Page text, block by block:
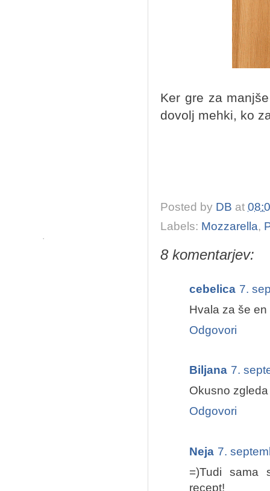
Ker gre za
dovolj mehki, ko
Posted by DB at
Labels: Mozzarella,
8 komentarjev:
cebelica 7.
Hvala za še
Odgovori
Biljana 7.
Okusno
Odgovori
Neja 7.
=)Tudi sama
recept!